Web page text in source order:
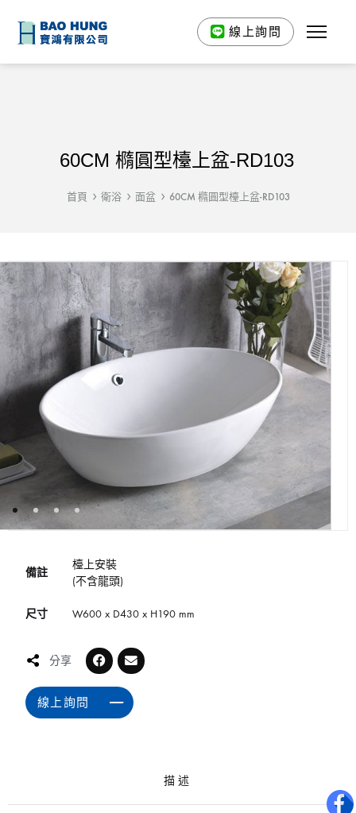
線上詢問
60CM 橢圓型檯上盆-RD103
首頁 衛浴 面盆 60CM 橢圓型檯上盆-RD103
備註
檯上安裝
(不含龍頭)
尺寸 W600 x D430 x H190 mm
分享
線上詢問
描述